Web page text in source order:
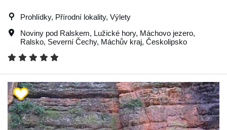
Prohlídky, Přírodní lokality, Výlety
Noviny pod Ralskem, Lužické hory, Máchovo jezero,
Ralsko, Severní Čechy, Máchův kraj, Českolipsko